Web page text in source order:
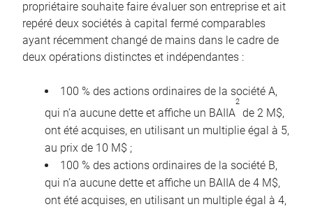
propriétaire souhaite faire évaluer son entreprise et ait
repéré deux sociétés à capital fermé comparables
ayant récemment changé de mains dans le cadre de
deux opérations distinctes et indépendantes :
100 % des actions ordinaires de la société A,
qui n’a aucune dette et affiche un BAIIA
2
de 2 M$,
ont été acquises, en utilisant un multiplie égal à 5,
au prix de 10 M$ ;
100 % des actions ordinaires de la société B,
qui n’a aucune dette et affiche un BAIIA de 4 M$,
ont été acquises, en utilisant un multiple égal à 4,